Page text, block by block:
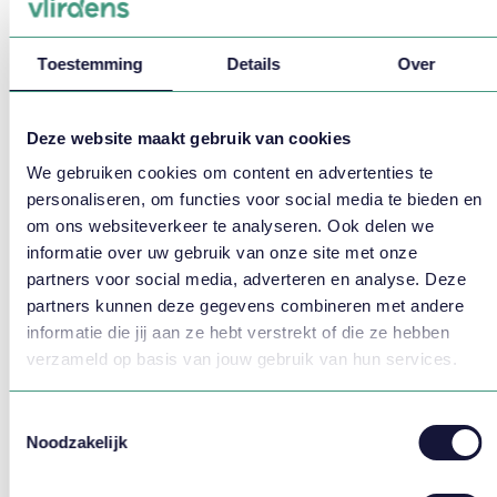
Toestemming Details Over
Deze website maakt gebruik van cookies
We gebruiken cookies om content en advertenties te
personaliseren, om functies voor social media te bieden en
om ons websiteverkeer te analyseren. Ook delen we
informatie over uw gebruik van onze site met onze
partners voor social media, adverteren en analyse. Deze
partners kunnen deze gegevens combineren met andere
informatie die jij aan ze hebt verstrekt of die ze hebben
verzameld op basis van jouw gebruik van hun services.
Noodzakelijk
Even voorstellen: Raymond de Wit,
principal consultant